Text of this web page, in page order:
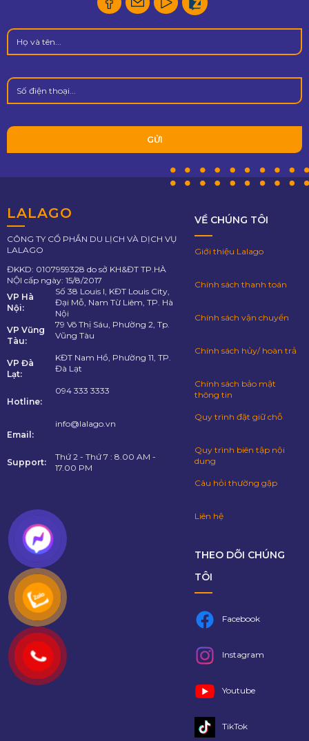
LALAGO
CÔNG TY CỔ PHẦN DU LỊCH VÀ DỊCH VỤ
LALAGO
ĐKKD: 0107959328 do sở KH&ĐT TP.HÀ
NỘI cấp ngày: 15/8/2017
VP Hà
Nội:
Số 38 Louis I, KĐT Louis City,
Đại Mỗ, Nam Từ Liêm, TP. Hà
Nội
VP Vũng
Tàu:
79 Võ Thị Sáu, Phường 2, Tp.
Vũng Tàu
VP Đà
Lạt:
KĐT Nam Hồ, Phường 11, TP.
Đà Lạt
Hotline:
094 333 3333
Email:
info@lalago.vn
Support:
Thứ 2 - Thứ 7 : 8.00 AM -
17.00 PM
VỀ CHÚNG TÔI
Giới thiệu Lalago
Chính sách thanh toán
Chính sách vận chuyển
Chính sách hủy/ hoàn trả
Chính sách bảo mật
thông tin
Quy trình đặt giữ chỗ
Quy trình biên tập nội
dung
Câu hỏi thường gặp
Liên hệ
THEO DÕI CHÚNG
TÔI
Facebook
Instagram
Youtube
TikTok